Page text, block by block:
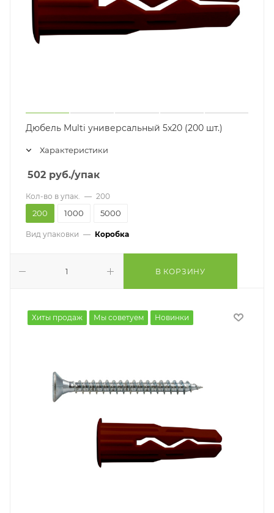
Дюбель Multi универсальный 5x20 (200 шт.)
Характеристики
502 руб./упак
Кол-во в упак. — 200
200 1000 5000
Вид упаковки — Коробка
В КОРЗИНУ
Хиты продаж Мы советуем Новинки